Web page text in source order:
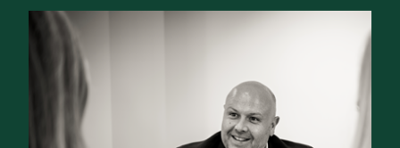
3,5 m
Niveau:
Etat général: